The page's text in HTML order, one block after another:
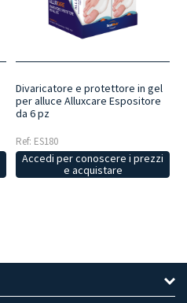
Divaricatore e protettore in gel
per alluce Alluxcare Espositore
da 6 pz
Ref: ES180
Accedi per conoscere i prezzi
e acquistare